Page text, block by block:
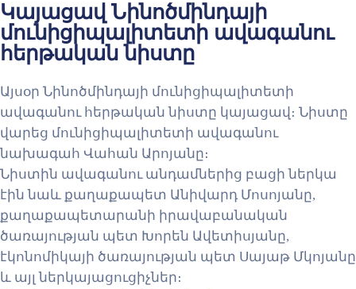
Կայացավ Նինոծմինդայի
մունիցիպալիտետի ավագանու
հերթական նիստը
Այսօր Նինոծմինդայի մունիցիպալիտետի
ավագանու հերթական նիստը կայացավ։ Նիստը
վարեց մունիցիպալիտետի ավագանու
նախագահ Վահան Արոյանը։
Նիստին ավագանու անդամներից բացի ներկա
էին նաև քաղաքապետ Անիվարդ Մոսոյանը,
քաղաքապետարանի իրավաբանական
ծառայության պետ Խորեն Ավետիսյանը,
էկոնոմիկայի ծառայության պետ Սայաթ Մկոյանը
և այլ ներկայացուցիչներ։